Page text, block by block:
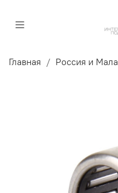
Главная Россия и